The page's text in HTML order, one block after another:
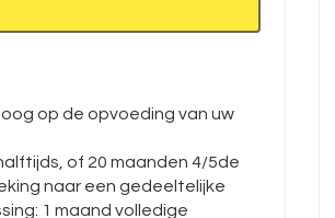
op de opvoeding van uw
of 20 maanden 4/5de
naar een gedeeltelijke
1 maand volledige